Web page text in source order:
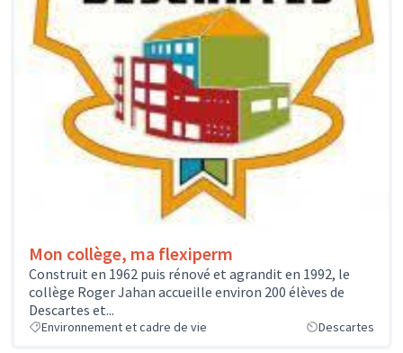
Mon collège, ma flexiperm
Construit en 1962 puis rénové et agrandit en 1992, le
collège Roger Jahan accueille environ 200 élèves de
Descartes et...
Environnement et cadre de vie Descartes